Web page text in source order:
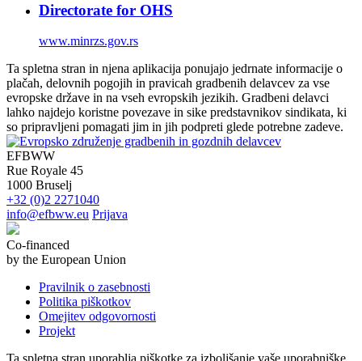
Directorate for OHS
www.minrzs.gov.rs
Ta spletna stran in njena aplikacija ponujajo jedrnate informacije o
plačah, delovnih pogojih in pravicah gradbenih delavcev za vse
evropske države in na vseh evropskih jezikih. Gradbeni delavci
lahko najdejo koristne povezave in sike predstavnikov sindikata, ki
so pripravljeni pomagati jim in jih podpreti glede potrebne zadeve.
EFBWW
Rue Royale 45
1000 Bruselj
+32 (0)2 2271040
info@efbww.eu Prijava
Co-financed
by the European Union
Pravilnik o zasebnosti
Politika piškotkov
Omejitev odgovornosti
Projekt